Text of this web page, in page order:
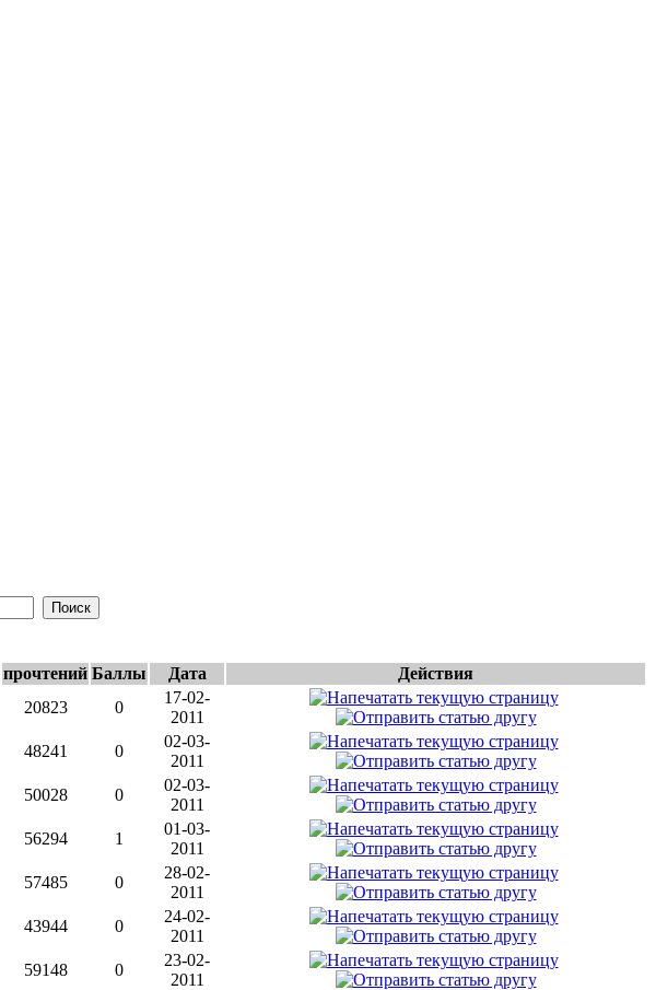
прочтений Баллы Дата Действия
20823 0
17-02-
2011
48241 0
02-03-
2011
50028 0
02-03-
2011
56294 1
01-03-
2011
57485 0
28-02-
2011
43944 0
24-02-
2011
59148 0
23-02-
2011